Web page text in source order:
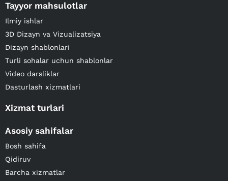
Tayyor mahsulotlar
Ilmiy ishlar
3D Dizayn va Vizualizatsiya
Dizayn shablonlari
Turli sohalar uchun shablonlar
Video darsliklar
Dasturlash xizmatlari
Xizmat turlari
Asosiy sahifalar
Bosh sahifa
Qidiruv
Barcha xizmatlar